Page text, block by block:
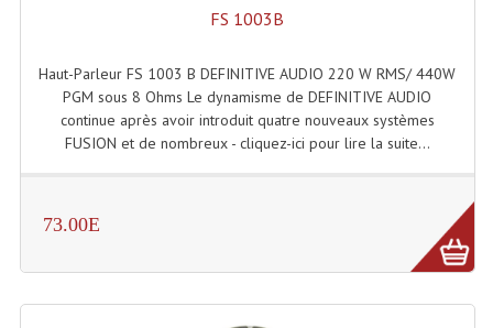
Projecteurs De Son
Sono: Conférences Securité Visite Guidée
Système D'audio Guide
Système D'interprétation Simultanée
FS 1003B
Haut-Parleur FS 1003 B DEFINITIVE AUDIO 220 W RMS/ 440W
PGM sous 8 Ohms Le dynamisme de DEFINITIVE AUDIO
continue après avoir introduit quatre nouveaux systèmes
FUSION et de nombreux - cliquez-ici pour lire la suite...
73.00E